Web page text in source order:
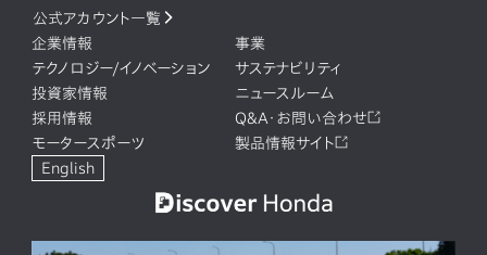
公式アカウント一覧
企業情報
事業
テクノロジー/イノベーション
サステナビリティ
投資家情報
ニュースルーム
採用情報
Q&A・お問い合わせ
モータースポーツ
製品情報サイト
English